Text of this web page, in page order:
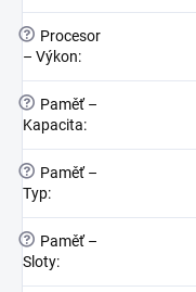
?
Procesor
– Výkon:
?
Paměť –
Kapacita:
?
Paměť –
Typ:
?
Paměť –
Sloty: